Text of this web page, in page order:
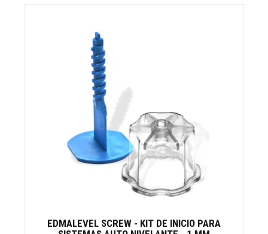
EDMALEVEL SCREW - KIT DE INICIO PARA